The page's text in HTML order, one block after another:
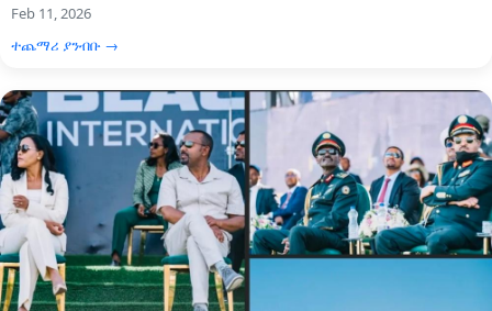
Feb 11, 2026
ተጨማሪ ያንብቡ →